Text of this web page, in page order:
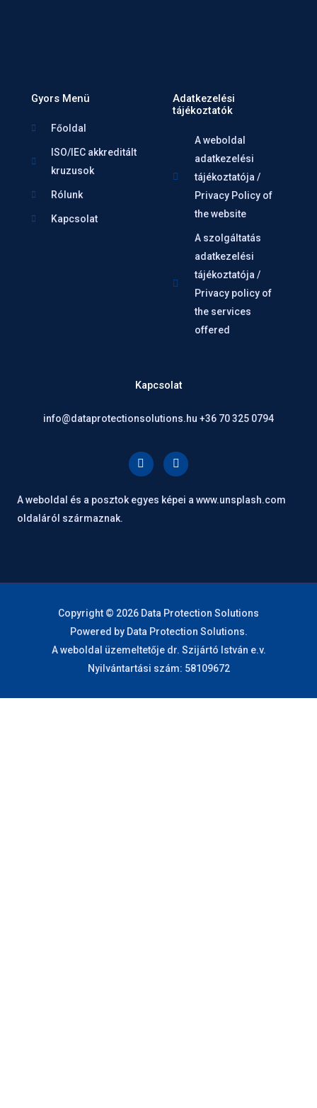
Gyors Menü
Főoldal
ISO/IEC akkreditált
kruzusok
Rólunk
Kapcsolat
Adatkezelési
tájékoztatók
A weboldal
adatkezelési
tájékoztatója /
Privacy Policy of
the website
A szolgáltatás
adatkezelési
tájékoztatója /
Privacy policy of
the services
offered
Kapcsolat
info@dataprotectionsolutions.hu +36 70 325 0794
F
a
c
b
L
i
n
e
A weboldal és a posztok egyes képei a www.unsplash.com
oldaláról származnak.
Copyright © 2026 Data Protection Solutions
Powered by Data Protection Solutions.
A weboldal üzemeltetője dr. Szijártó István e.v.
Nyilvántartási szám: 58109672